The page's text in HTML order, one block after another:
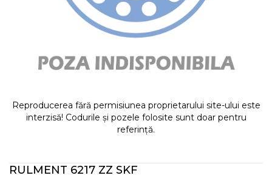
Reproducerea fără permisiunea proprietarului site-ului este
interzisă! Codurile și pozele folosite sunt doar pentru
referință.
RULMENT 6217 ZZ SKF